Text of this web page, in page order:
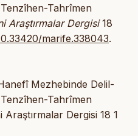
Tahrîmen
Araştırmalar Dergisi18
marife.338043.
Mezhebinde Delil-
Tahrîmen
Dergisi 18 1